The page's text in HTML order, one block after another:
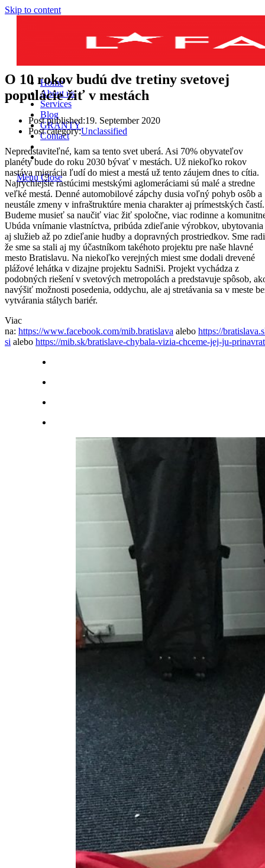
Skip to content
Home
About us
Services
Blog
GRANTY
Contact
Menu Close
O 10 rokov budú dve tretiny svetovej
populácie žiť v mestách
Post published:19. September 2020
Post category:Unclassified
Nepredstaviteľné, kam sa tento svet uberá. Asi 70% obyvateľov
planéty bude do roku 2030 bývať v mestách. Už niekoľko rokov
nastáva migrácia ľudí do miest a mestá už tento záujem dnes to cítia.
Najrýchlejšie rastúcimi mestskými aglomeráciami sú malé a stredne
veľké mestá. Denné automobilové zápchy dusia voľný pohyb osôb a
neustále zmeny v infraštruktúre menia charakter aj prímestských častí.
Budeme musieť sa naučiť viac žiť spoločne, viac rodinne a
Ubúda vnímanie vlastníctva, pribúda zdieľanie výrobkov, ubytovania
aj služieb až po zdieľanie hudby a dopravných prostriedkov. Sme
že sme sa stali aj my účastníkom takéhoto projektu pre naše hlavné
mesto Bratislavu. Na niekoľko verejných miest sme dodali drevené
plážové lehátka v dizajne projektu SadniSi. Projekt vychádza z
podobných riešení v svetových metropolách a predstavuje spôsob,
navýšiť možnosti posedenia, oddychu, ale aj stretávania sa v meste
vytvárania stálych bariér.
Viac
na: https://www.facebook.com/mib.bratislava alebo https://
si alebo https://mib.sk/bratislave-chybala-vizia-chceme-jej-ju-